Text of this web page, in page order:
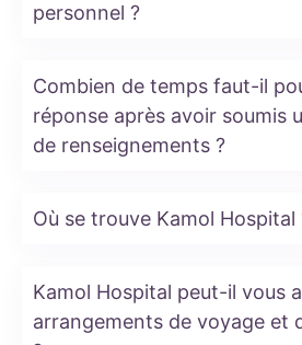
personnel ?
Combien de temps faut-il
réponse après avoir soumis
de renseignements ?
Où se trouve Kamol Hospital
Kamol Hospital peut-il vous
arrangements de voyage et